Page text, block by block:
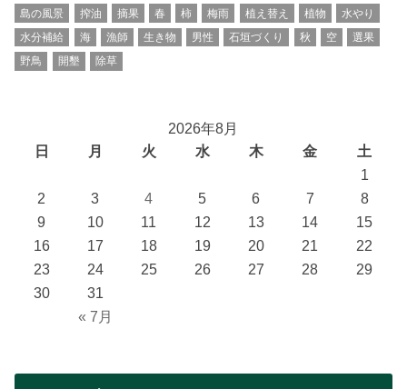
島の風景
搾油 摘果 春 柿 梅雨 植え替え 植物
水やり
水分補給
海 漁師 生き物 男性 石垣づくり 秋 空
選果
野鳥
開墾 除草
2026年8月
日
月 火 水 木 金 土
« 7月
1
2
3 4 5 6 7
8
9
10 11 12 13 14
15
16
17 18 19 20 21
22
23
24 25 26 27 28
29
30
31